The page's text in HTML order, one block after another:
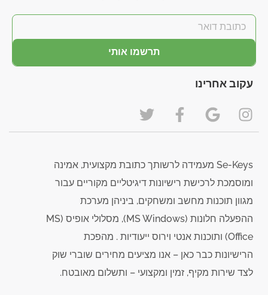
תרשמו אותי
עקוב אחרינו
Se-Keys מעמידה לרשותך כתובת מקצועית, אמינה
ומוסמכת לרכישת רישיונות דיגיטליים מקוריים עבור
מגוון תוכנות מחשב ומשחקים, ביניהן מערכת
ההפעלה חלונות (MS Windows), מסלולי אופיס (MS
Office) ותוכנות אנטי וירוס ייעודיות . מהפכת
הרישיונות כבר כאן – אנו מציעים מחירים שוברי שוק
לצד שירות מקיף, זמין ומקצועי – ותשלום מאובטח.